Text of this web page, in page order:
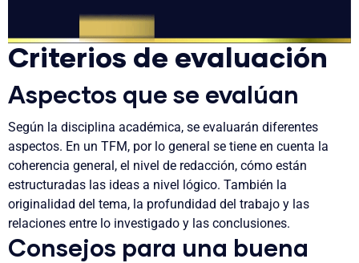
Criterios de evaluación
Aspectos que se evalúan
Según la disciplina académica, se evaluarán diferentes
aspectos. En un TFM, por lo general se tiene en cuenta la
coherencia general, el nivel de redacción, cómo están
estructuradas las ideas a nivel lógico. También la
originalidad del tema, la profundidad del trabajo y las
relaciones entre lo investigado y las conclusiones.
Consejos para una buena